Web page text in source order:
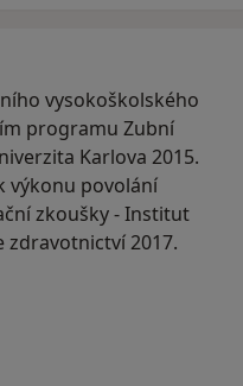
vysokoškolského
programu Zubní
Karlova 2015.
výkonu povolání
zkoušky - Institut
zdravotnictví 2017.